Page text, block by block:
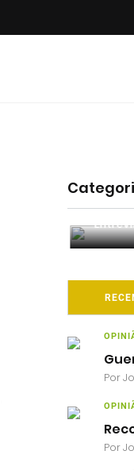
Por
Por